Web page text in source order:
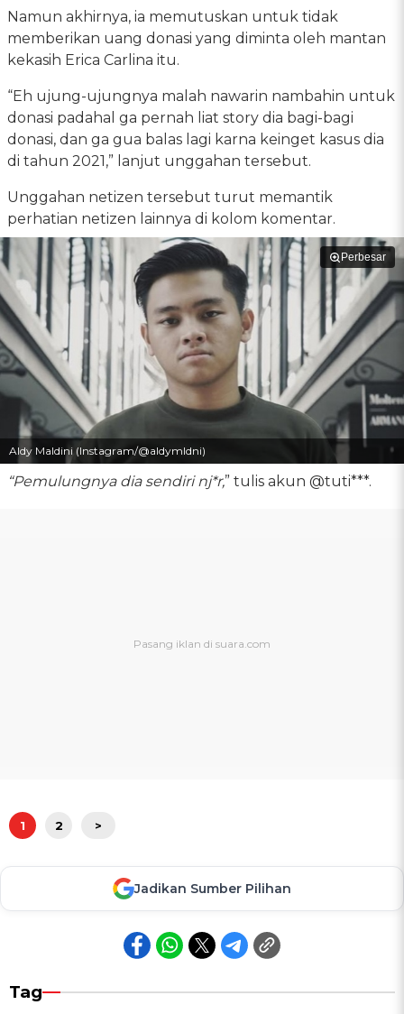
Namun akhirnya, ia memutuskan untuk tidak
memberikan uang donasi yang diminta oleh mantan
kekasih Erica Carlina itu.
“Eh ujung-ujungnya malah nawarin nambahin untuk
donasi padahal ga pernah liat story dia bagi-bagi
donasi, dan ga gua balas lagi karna keinget kasus dia
di tahun 2021,” lanjut unggahan tersebut.
Unggahan netizen tersebut turut memantik
perhatian netizen lainnya di kolom komentar.
Perbesar
Aldy Maldini (Instagram/@aldymldni)
“Pemulungnya dia sendiri nj*r,” tulis akun @tuti***.
1 2 >
Jadikan Sumber Pilihan
Tag